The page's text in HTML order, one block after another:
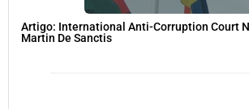
Artigo: International Anti-Corruption Court
Martin De Sanctis